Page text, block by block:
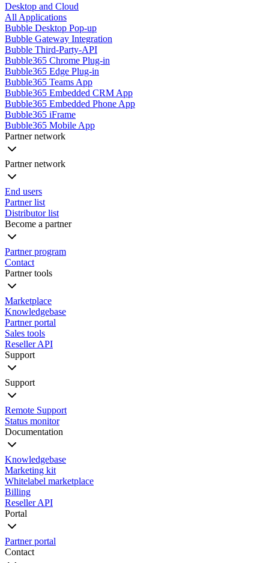
Desktop and Cloud
All Applications
Bubble Desktop Pop-up
Bubble Gateway Integration
Bubble Third-Party-API
Bubble365 Chrome Plug-in
Bubble365 Edge Plug-in
Bubble365 Teams App
Bubble365 Embedded CRM App
Bubble365 Embedded Phone App
Bubble365 iFrame
Bubble365 Mobile App
Partner network
Partner network
End users
Partner list
Distributor list
Become a partner
Partner program
Contact
Partner tools
Marketplace
Knowledgebase
Partner portal
Sales tools
Reseller API
Support
Support
Remote Support
Status monitor
Documentation
Knowledgebase
Marketing kit
Whitelabel marketplace
Billing
Reseller API
Portal
Partner portal
Contact